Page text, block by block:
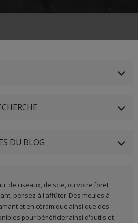
DU BLOG
de ciseaux, de scie, ou votre foret
pensez à l'affûter. Des meules à
et en céramique ainsi que des
pour bénéficier ainsi d'outils et